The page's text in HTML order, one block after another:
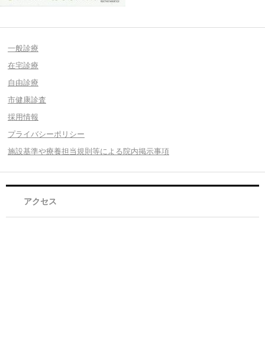
一般診療
在宅診療
自由診療
市健康診査
採用情報
プライバシーポリシー
施設基準や療養担当規則等による院内掲示事項
アクセス